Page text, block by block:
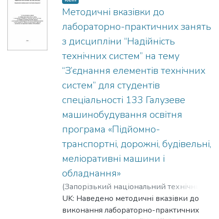
всех форм обучения.
Галузеве машинобудування освітня
програма «Підйомно-транспортні,
дорожні, будівельні, меліоративні
машини і обладнання»
EN: The educational program "Lifting-
transport, road, construction, reclamation
machines and equipment" for the students
of the specialty 133 Sectorial engineering
discipline "Reliability of technical systems"
on the topic "Reservation of elements of
technical systems" is given.
RU: Приведены методические указания
к выполнению лабораторно-
практических занятий по дисциплине
«Надежность технических систем» на
тему «Резервирование элементов
технических систем» для студентов
специальности 133 Отраслевое
Методичні вказівки до
лабораторно-практичних занять
з дисципліни “Надійність
технічних систем” на тему
“З’єднання елементів технічних
систем” для студентів
спеціальності 133 Галузеве
машинобудування освітня
програма «Підйомно-
транспортні, дорожні, будівельні,
меліоративні машини і
обладнання»
(Запорізький національний технічний
університет,2019)Носенко, Михайло
Іванович;Nosenko, Mukhaylo I.;Носенко,
UK: Наведено методичні вказівки до
виконання лабораторно-практичних